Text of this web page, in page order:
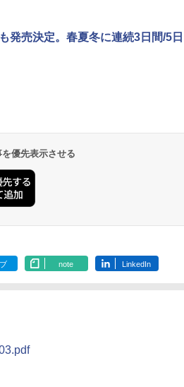
発売決定。春夏冬に連続3日間/5日
優先表示させる
note LinkedIn